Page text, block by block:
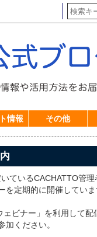
情報 その他
ているCACHATTO管理
定期的に開催していま
ビナー」を利用して
ください。